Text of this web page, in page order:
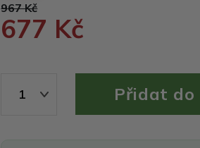
967 Kč
677 Kč
1